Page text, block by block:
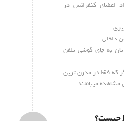
اعضای کنفرانس در
داخلی
به جای گوشی تلفن
که فقط در مدرن ترین
مشاهده میباشند